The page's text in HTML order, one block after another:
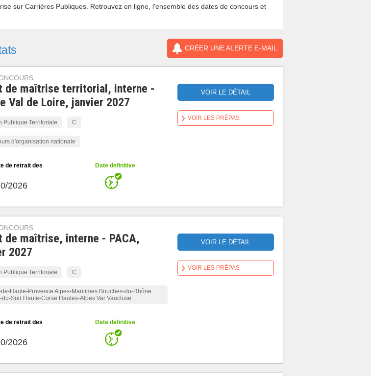
sur Carrières Publiques. Retrouvez en ligne, l'ensemble des dates de concours et
CRÉER UNE ALERTE E-MAIL
de maîtrise territorial, interne -
Val de Loire, janvier 2027
Publique Territoriale C
d'organisation nationale
de retrait des
2026
Date definitive
VOIR LE DÉTAIL
VOIR LES PRÉPAS
de maîtrise, interne - PACA,
2027
Publique Territoriale C
Haute-Provence Alpes-Maritimes Bouches-du-Rhône
du-Sud Haute-Corse Hautes-Alpes Var Vaucluse
de retrait des
2026
Date definitive
VOIR LE DÉTAIL
VOIR LES PRÉPAS